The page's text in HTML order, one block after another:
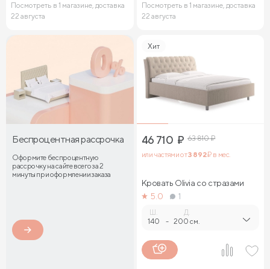
Посмотреть в 1 магазине, доставка
22 августа
Посмотреть в 1 магазине, доставка
22 августа
Беспроцентная рассрочка
Оформите беспроцентную
рассрочку на сайте всего за 2
минуты при оформлении заказа
Хит
46 710 ₽ 63 810₽
или частями от3 892₽ в мес.
Кровать Olivia со стразами
5.0
1
140 -
Д.
200 см.